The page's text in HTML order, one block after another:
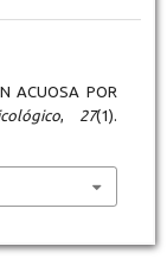
ACUOSA POR
, 27(1).